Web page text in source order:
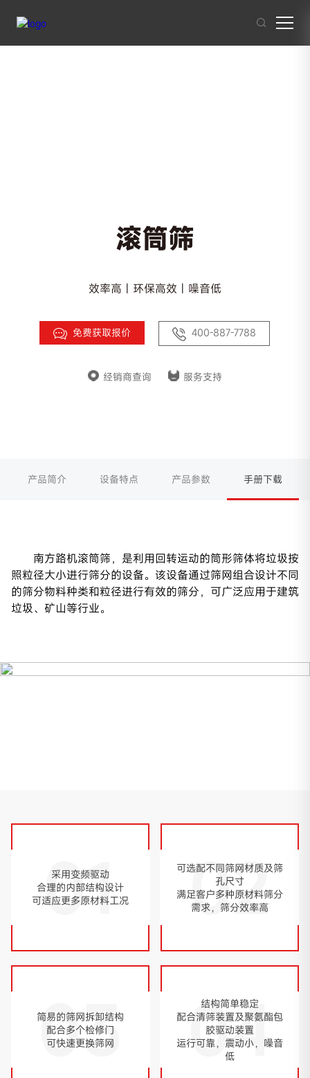
滚筒筛
效率高 | 环保高效 | 噪音低
免费获取报价 400-887-7788
经销商查询 服务支持
产品简介 设备特点 产品参数 手册下载
南方路机滚筒筛，是利用回转运动的筒形筛体将垃圾按
照粒径大小进行筛分的设备。该设备通过筛网组合设计不同
的筛分物料种类和粒径进行有效的筛分，可广泛应用于建筑
垃圾、矿山等行业。
01
采用变频驱动
合理的内部结构设计
可适应更多原材料工况
02
可选配不同筛网材质及筛
孔尺寸
满足客户多种原材料筛分
需求，筛分效率高
03
简易的筛网拆卸结构
配合多个检修门
可快速更换筛网
04
结构简单稳定
配合清筛装置及聚氨酯包
胶驱动装置
运行可靠，震动小，噪音
低